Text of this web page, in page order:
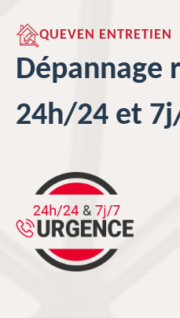
QUEVEN ENTRETIEN
Dépannage
24h/24 et